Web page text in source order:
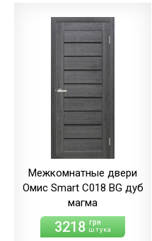
Межкомнатные двери
Омис Smart С018 BG дуб
магма
3218 грн
штука